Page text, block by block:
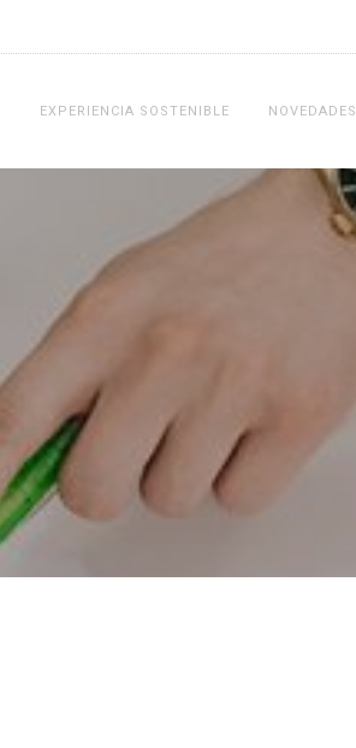
EXPERIENCIA SOSTENIBLE NOVEDADES